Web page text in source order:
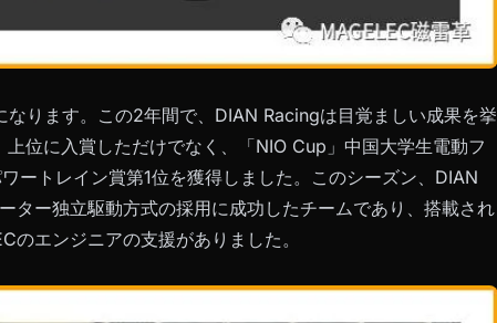
ります。この2年間で、DIAN Racingは目覚ましい成果を挙
位に入賞しただけでなく、「NIO Cup」中国大学生電動フ
ートレイン賞第1位を獲得しました。このシーズン、DIAN
ター独立駆動方式の採用に成功したチームであり、搭載され
のエンジニアの支援がありました。